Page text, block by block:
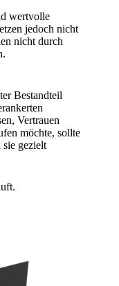
wertvolle
jedoch nicht
nicht durch
Bestandteil
Vertrauen
möchte, sollte
gezielt